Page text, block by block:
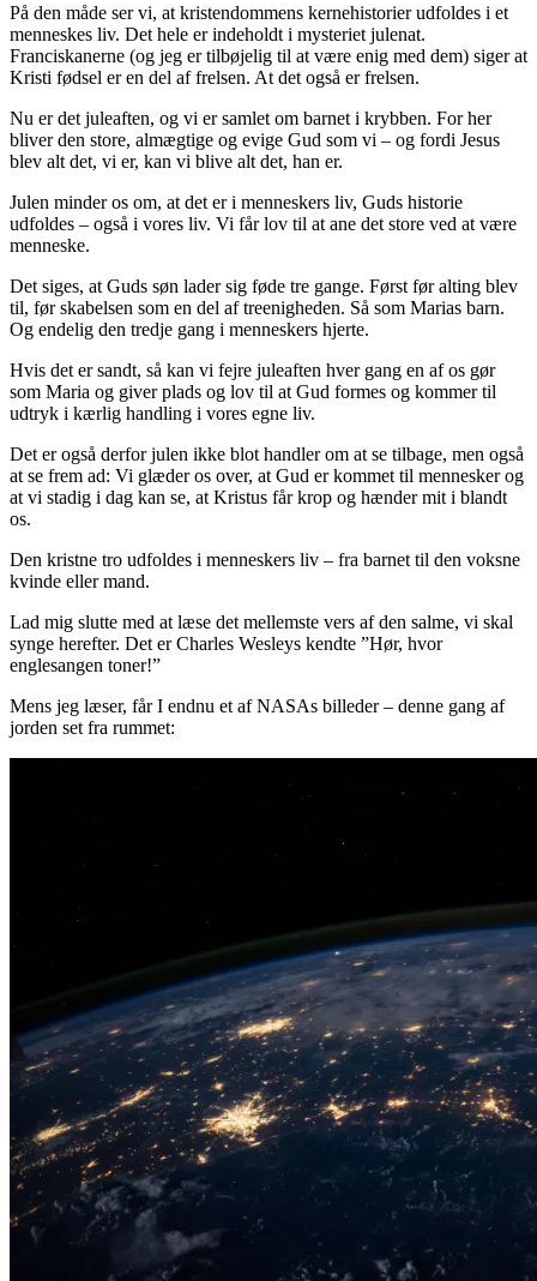
På den måde ser vi, at kristendommens kernehistorier udfoldes i et
menneskes liv. Det hele er indeholdt i mysteriet julenat.
Franciskanerne (og jeg er tilbøjelig til at være enig med dem) siger at
Kristi fødsel er en del af frelsen. At det også er frelsen.
Nu er det juleaften, og vi er samlet om barnet i krybben. For her
bliver den store, almægtige og evige Gud som vi – og fordi Jesus
blev alt det, vi er, kan vi blive alt det, han er.
Julen minder os om, at det er i menneskers liv, Guds historie
udfoldes – også i vores liv. Vi får lov til at ane det store ved at være
menneske.
Det siges, at Guds søn lader sig føde tre gange. Først før alting blev
til, før skabelsen som en del af treenigheden. Så som Marias barn.
Og endelig den tredje gang i menneskers hjerte.
Hvis det er sandt, så kan vi fejre juleaften hver gang en af os gør
som Maria og giver plads og lov til at Gud formes og kommer til
udtryk i kærlig handling i vores egne liv.
Det er også derfor julen ikke blot handler om at se tilbage, men også
at se frem ad: Vi glæder os over, at Gud er kommet til mennesker og
at vi stadig i dag kan se, at Kristus får krop og hænder mit i blandt
os.
Den kristne tro udfoldes i menneskers liv – fra barnet til den voksne
kvinde eller mand.
Lad mig slutte med at læse det mellemste vers af den salme, vi skal
synge herefter. Det er Charles Wesleys kendte ”Hør, hvor
englesangen toner!”
Mens jeg læser, får I endnu et af NASAs billeder – denne gang af
jorden set fra rummet: